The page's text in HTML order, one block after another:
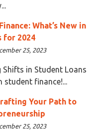
What’s New in
for 2024
25, 2023
in Student Loans
student finance!...
Your Path to
25, 2023